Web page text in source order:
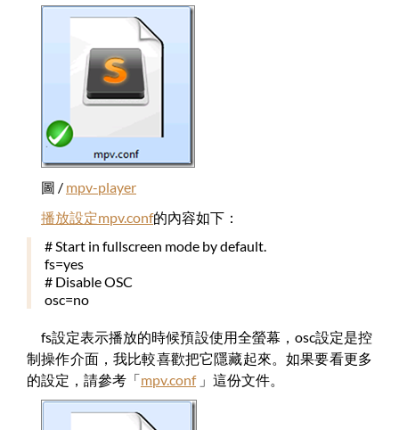
圖 / mpv-player
播放設定mpv.conf的內容如下：
# Start in fullscreen mode by default.
fs=yes
# Disable OSC
osc=no
fs設定表示播放的時候預設使用全螢幕，osc設定是控
制操作介面，我比較喜歡把它隱藏起來。如果要看更多
的設定，請參考「mpv.conf」這份文件。